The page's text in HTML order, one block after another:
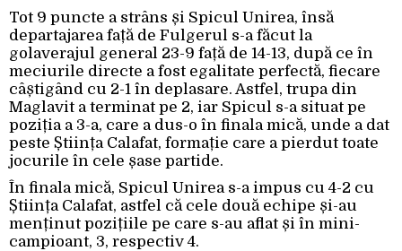
Tot 9 puncte a strâns și Spicul Unirea, însă
departajarea față de Fulgerul s-a făcut la
golaverajul general 23-9 față de 14-13, după ce în
meciurile directe a fost egalitate perfectă, fiecare
câștigând cu 2-1 în deplasare. Astfel, trupa din
Maglavit a terminat pe 2, iar Spicul s-a situat pe
poziția a 3-a, care a dus-o în finala mică, unde a dat
peste Știința Calafat, formație care a pierdut toate
jocurile în cele șase partide.
În finala mică, Spicul Unirea s-a impus cu 4-2 cu
Știința Calafat, astfel că cele două echipe și-au
menținut pozițiile pe care s-au aflat și în mini-
campioant, 3, respectiv 4.